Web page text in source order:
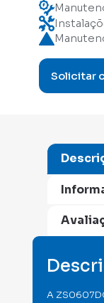
Solicitar
A